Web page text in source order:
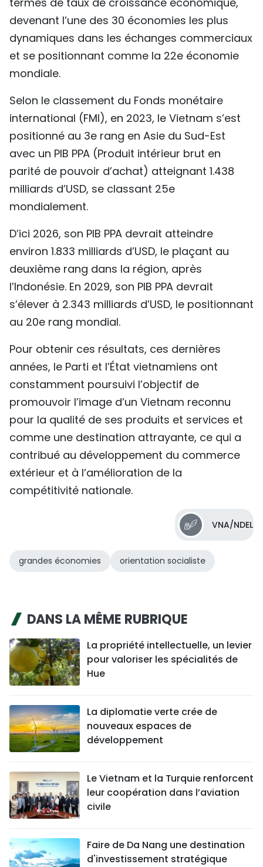
devenant l’une des 30 économies les plus
dynamiques dans les échanges commerciaux
et se positionnant comme la 22e économie
mondiale.
Selon le classement du Fonds monétaire
international (FMI), en 2023, le Vietnam s’est
positionné au 3e rang en Asie du Sud-Est
avec un PIB PPA (Produit intérieur brut en
parité de pouvoir d’achat) atteignant 1.438
milliards d’USD, se classant 25e
mondialement.
D’ici 2026, son PIB PPA devrait atteindre
environ 1.833 milliards d’USD, le plaçant au
deuxième rang dans la région, après
l’Indonésie. En 2029, son PIB PPA devrait
s’élever à 2.343 milliards d’USD, le positionnant
au 20e rang mondial.
Pour obtenir ces résultats, ces dernières
années, le Parti et l’État vietnamiens ont
constamment poursuivi l’objectif de
promouvoir l’image d’un Vietnam reconnu
pour la qualité de ses produits et services et
comme une destination attrayante, ce qui a
contribué au développement du commerce
extérieur et à l’amélioration de la
compétitivité nationale.
VNA/NDEL
grandes économies orientation socialiste
DANS LA MÊME RUBRIQUE
La propriété intellectuelle, un levier
pour valoriser les spécialités de
Hue
La diplomatie verte crée de
nouveaux espaces de
développement
Le Vietnam et la Turquie renforcent
leur coopération dans l’aviation
civile
Faire de Da Nang une destination
d'investissement stratégique